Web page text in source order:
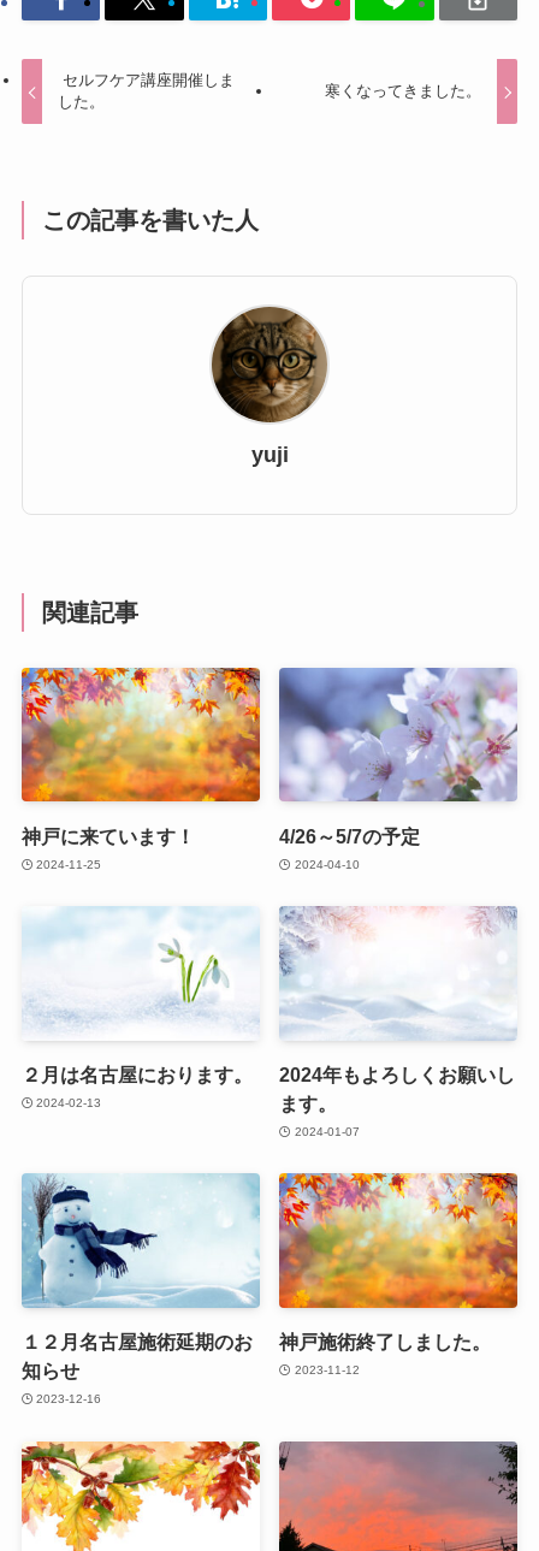
セルフケア講座開催しま
した。
寒くなってきました。
この記事を書いた人
yuji
関連記事
神戸に来ています！
2024-11-25
4/26～5/7の予定
2024-04-10
２月は名古屋におります。
2024-02-13
2024年もよろしくお願いし
ます。
2024-01-07
１２月名古屋施術延期のお
知らせ
2023-12-16
神戸施術終了しました。
2023-11-12